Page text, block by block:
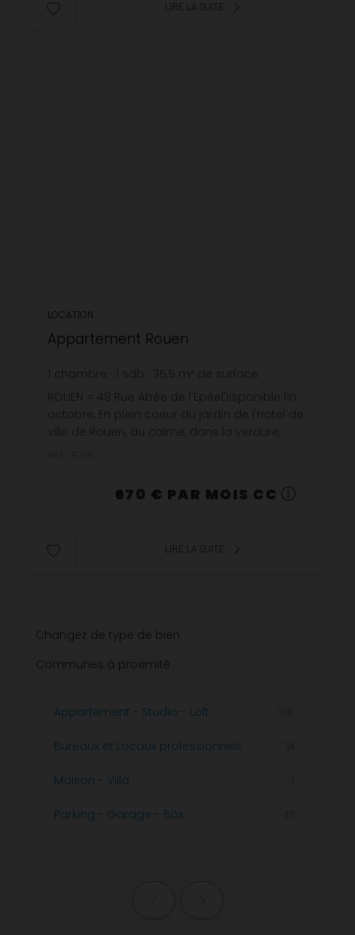
LIRE LA SUITE
LOCATION
Appartement Rouen
1 chambre 1 sdb 35,5 m² de surface
18,87 €
prix / m²
ROUEN = 48 Rue Abée de l'EpéeDisponible fin
octobre, En plein coeur du jardin de l'Hotel de
ville de Rouen, au calme, dans la verdure,
670 € PAR MOIS CC
LIRE LA SUITE
Changez de type de bien
Communes à proximité
Appartement - Studio - Loft
Bureaux et Locaux professionnels
Maison - Villa
Parking - Garage - Box